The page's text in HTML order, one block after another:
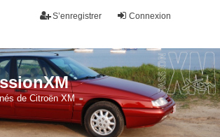
Connexion
S’enregistrer
de Citroën XM